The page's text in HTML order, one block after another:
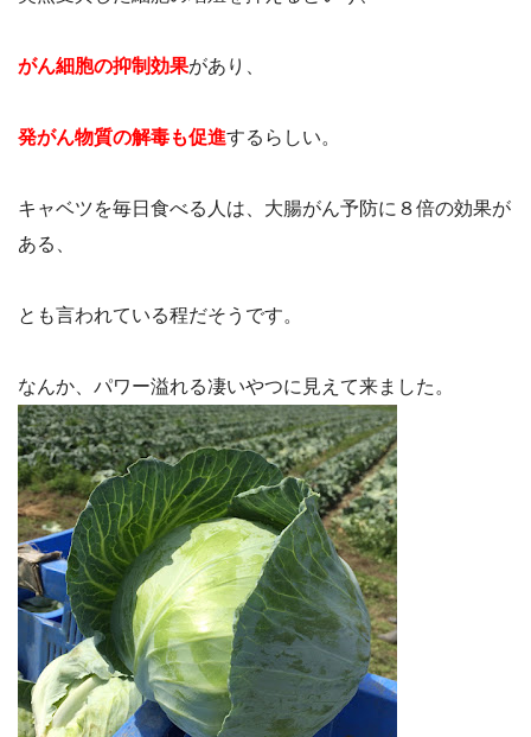
がん細胞の抑制効果があり、
発がん物質の解毒も促進するらしい。
キャベツを毎日食べる人は、大腸がん予防に８倍の効果が
ある、
とも言われている程だそうです。
なんか、パワー溢れる凄いやつに見えて来ました。